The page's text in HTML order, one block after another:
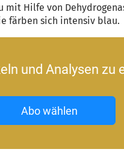
Hilfe von
färben sich intensiv blau.
und Analysen zu
Abo wählen